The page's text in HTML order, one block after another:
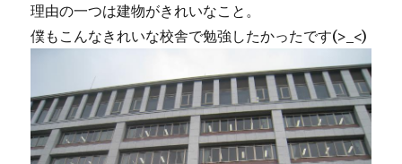
理由の一つは建物がきれいなこと。
僕もこんなきれいな校舎で勉強したかったです(>_<)